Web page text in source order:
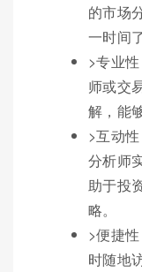
的市场
一时间
>专业
师或交
解，能
>互动
分析师
助于投
略。
>便捷
时随地